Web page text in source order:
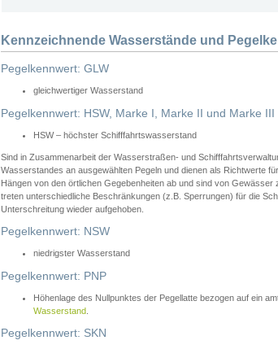
Kennzeichnende Wasserstände und
Pegelkennwert: GLW
gleichwertiger Wasserstand
Pegelkennwert: HSW, Marke I, Marke II und Marke III
HSW – höchster Schifffahrtswasserstand
Sind in Zusammenarbeit der Wasserstraßen- und
Wasserstandes an ausgewählten Pegeln und dienen als Richtwerte
Hängen von den örtlichen Gegebenheiten ab und sind von
treten unterschiedliche Beschränkungen (z.B. Sperrungen) für die
Unterschreitung wieder aufgehoben.
Pegelkennwert: NSW
niedrigster Wasserstand
Pegelkennwert: PNP
Höhenlage des Nullpunktes der Pegellatte bezogen auf ein
Wasserstand
Pegelkennwert: SKN